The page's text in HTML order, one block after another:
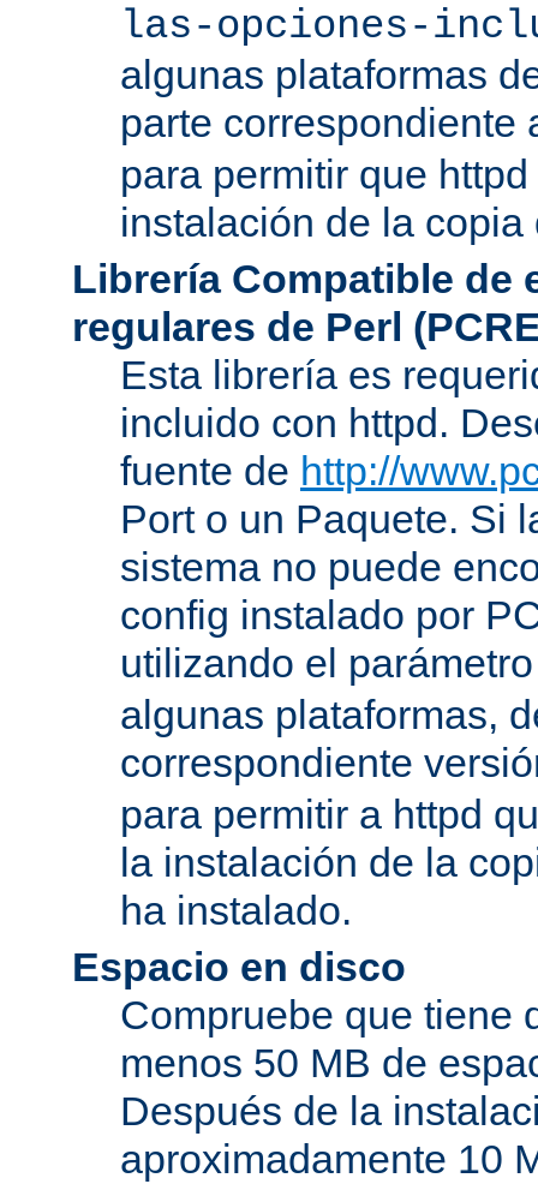
las-opciones-
algunas plataformas
parte
para permitir que
instalación de la
Librería Compatible de
regulares de Perl
Esta librería es
incluido con httpd.
fuente de http://
Port o un Paquete. Si
sistema no puede
config instalado por
utilizando el parámetro
algunas plataformas,
correspondiente
para permitir a httpd
la instalación de la
ha instalado.
Espacio en disco
Compruebe que tiene
menos 50 MB de
Después de la
aproximadamente 10